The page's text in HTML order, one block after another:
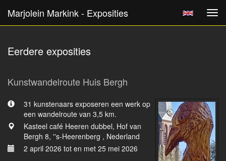
Marjolein Markink - Exposities
Eerdere exposities
Kunstwandelroute Huis Bergh
31 kunstenaars exposeren een werk op
een wandelroute van 3,5 km.
Kasteel café Heeren dubbel, Hof van
Bergh 8, ''s-Heerenberg , Nederland
2 april 2026 tot en met 25 mei 2026